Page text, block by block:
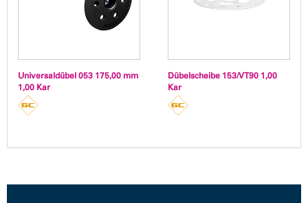
Universaldübel 053 175,00 mm
1,00 Kar
Dübelscheibe 153/VT90 1,00
Kar